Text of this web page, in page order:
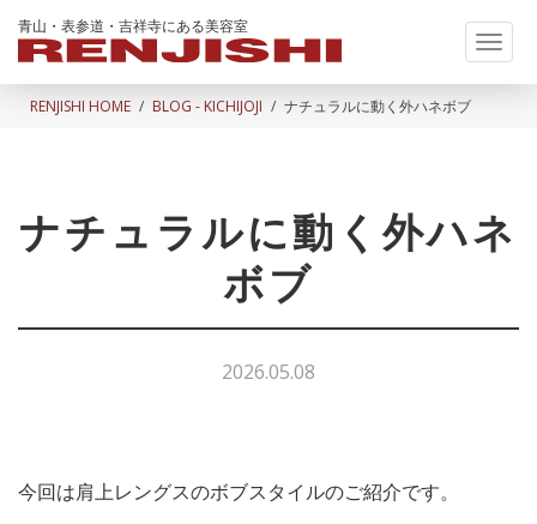
青山・表参道・吉祥寺にある美容室
RENJISHI HOME BLOG - KICHIJOJI ナチュラルに動く外ハネボブ
ナチュラルに動く外ハネ
ボブ
2026.05.08
今回は肩上レングスのボブスタイルのご紹介です。